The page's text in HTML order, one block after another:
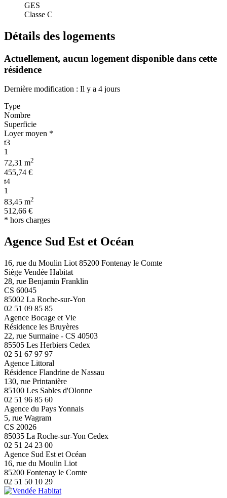
GES
Classe C
Détails des logements
Actuellement, aucun logement disponible dans cette
résidence
Dernière modification : Il y a 4 jours
Type
Nombre
Superficie
Loyer moyen *
t3
1
72,31 m2
455,74 €
t4
1
83,45 m2
512,66 €
* hors charges
Agence Sud Est et Océan
16, rue du Moulin Liot 85200 Fontenay le Comte
Siège Vendée Habitat
28, rue Benjamin Franklin
CS 60045
85002 La Roche-sur-Yon
02 51 09 85 85
Agence Bocage et Vie
Résidence les Bruyères
22, rue Surmaine - CS 40503
85505 Les Herbiers Cedex
02 51 67 97 97
Agence Littoral
Résidence Flandrine de Nassau
130, rue Printanière
85100 Les Sables d'Olonne
02 51 96 85 60
Agence du Pays Yonnais
5, rue Wagram
CS 20026
85035 La Roche-sur-Yon Cedex
02 51 24 23 00
Agence Sud Est et Océan
16, rue du Moulin Liot
85200 Fontenay le Comte
02 51 50 10 29